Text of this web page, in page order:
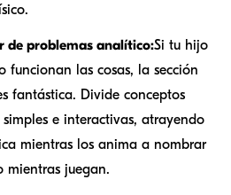
de problemas analítico:Si tu hijo
funcionan las cosas, la sección
fantástica. Divide conceptos
e interactivas, atrayendo
mientras los anima a nombrar
mientras juegan.